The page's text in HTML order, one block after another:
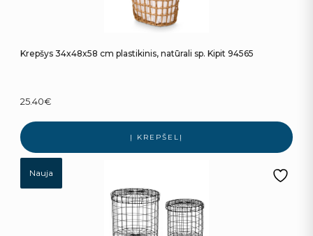
Krepšys 34x48x58 cm plastikinis, natūrali sp. Kipit 94565
25.40€
Į KREPŠELĮ
Nauja